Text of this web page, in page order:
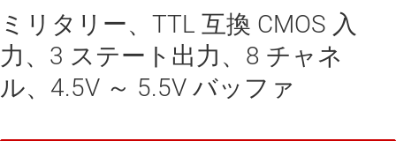
ミリタリー、TTL 互換 CMOS 入
力、3 ステート出力、8 チャネ
ル、4.5V ～ 5.5V バッファ